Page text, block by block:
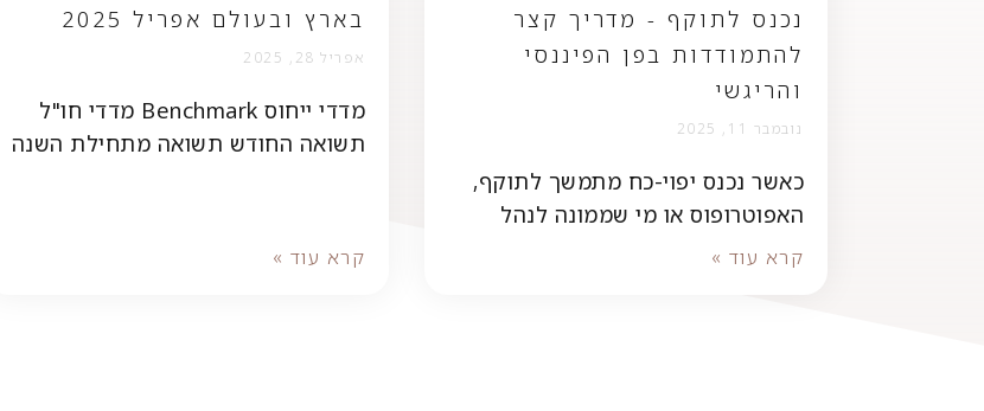
נכנס לתוקף - מדריך קצר
להתמודדות בפן הפיננסי
והריגשי
נובמבר 11, 2025
כאשר נכנס יפוי-כח מתמשך לתוקף,
האפוטרופוס או מי שממונה לנהל
קרא עוד »
בארץ ובעולם אפריל 2025
אפריל 28, 2025
מדדי ייחוס Benchmark מדדי חו"ל
תשואה החודש תשואה מתחילת השנה
קרא עוד »